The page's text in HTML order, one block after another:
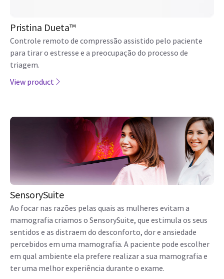
Pristina Dueta™
Controle remoto de compressão assistido pelo paciente
para tirar o estresse e a preocupação do processo de
triagem.
View product
SensorySuite
Ao focar nas razões pelas quais as mulheres evitam a
mamografia criamos o SensorySuite, que estimula os seus
sentidos e as distraem do desconforto, dor e ansiedade
percebidos em uma mamografia. A paciente pode escolher
em qual ambiente ela prefere realizar a sua mamografia e
ter uma melhor experiência durante o exame.